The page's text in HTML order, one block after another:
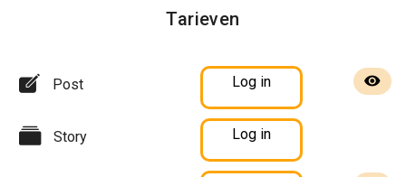
Tarieven
Post Log in
Story Log in